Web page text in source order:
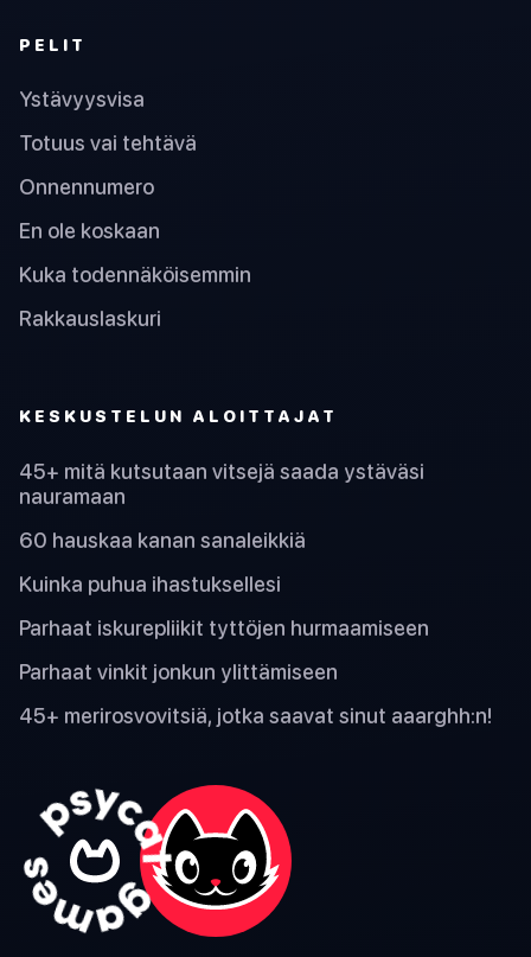
PELIT
Ystävyysvisa
Totuus vai tehtävä
Onnennumero
En ole koskaan
Kuka todennäköisemmin
Rakkauslaskuri
KESKUSTELUN ALOITTAJAT
45+ mitä kutsutaan vitsejä saada ystäväsi
nauramaan
60 hauskaa kanan sanaleikkiä
Kuinka puhua ihastuksellesi
Parhaat iskurepliikit tyttöjen hurmaamiseen
Parhaat vinkit jonkun ylittämiseen
45+ merirosvovitsiä, jotka saavat sinut aaarghh:n!